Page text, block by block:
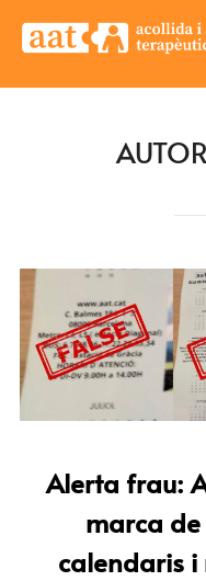
Alerta frau:
marca de
calendaris